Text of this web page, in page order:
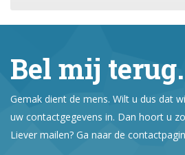
Bel mij terug.
Gemak dient de mens. Wilt u dus dat
uw contactgegevens in. Dan hoort u
Liever mailen? Ga naar de